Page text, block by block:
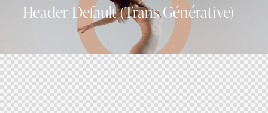
Header Default (Trans Générative)